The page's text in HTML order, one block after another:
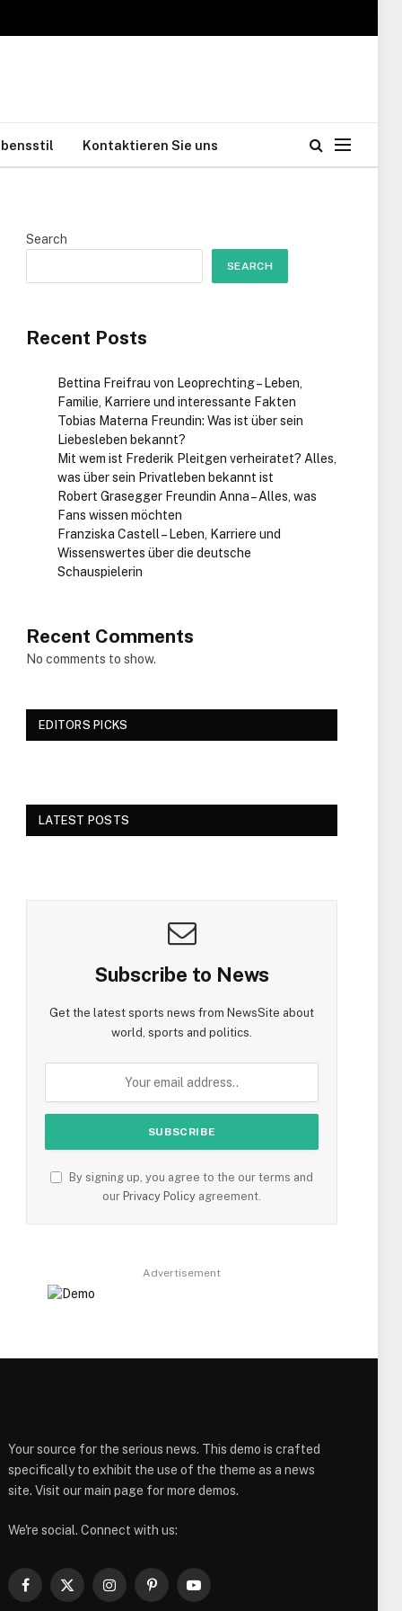
Kontaktieren Sie uns
Search
SEARCH
Recent Posts
Bettina Freifrau von Leoprechting – Leben,
Familie, Karriere und interessante Fakten
Tobias Materna Freundin: Was ist über sein
Liebesleben bekannt?
Mit wem ist Frederik Pleitgen verheiratet? Alles,
was über sein Privatleben bekannt ist
Robert Grasegger Freundin Anna – Alles, was
Fans wissen möchten
Franziska Castell – Leben, Karriere und
Wissenswertes über die deutsche
Schauspielerin
Recent Comments
No comments to show.
EDITORS PICKS
LATEST POSTS
Subscribe to News
Get the latest sports news from NewsSite about
world, sports and politics.
By signing up, you agree to the our terms and
our Privacy Policy agreement.
Advertisement
Your source for the serious news. This demo is crafted
specifically to exhibit the use of the theme as a news
site. Visit our main page for more demos.
We're social. Connect with us:
Facebook
X
InstagramPinterestYouTube